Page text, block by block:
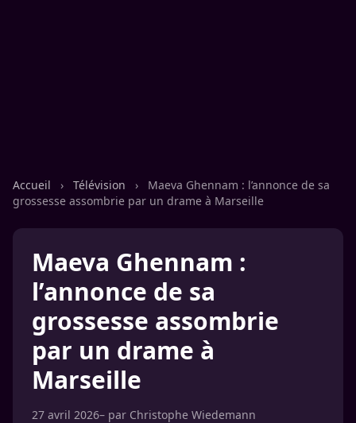
Accueil › Télévision ›
Maeva Ghennam : l’annonce de sa
grossesse assombrie par un drame à Marseille
Maeva Ghennam :
l’annonce de sa
grossesse assombrie
par un drame à
Marseille
27 avril 2026– par Christophe Wiedemann